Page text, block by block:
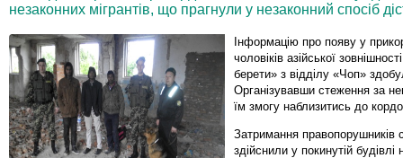
незаконних мігрантів, що прагнули у незаконний спосіб
Інформацію про появу у
чоловіків азійської
берети» з відділу «Чоп»
Організувавши стеження за
їм змогу наблизитись до
Затримання правопорушників
здійснили у покинутій